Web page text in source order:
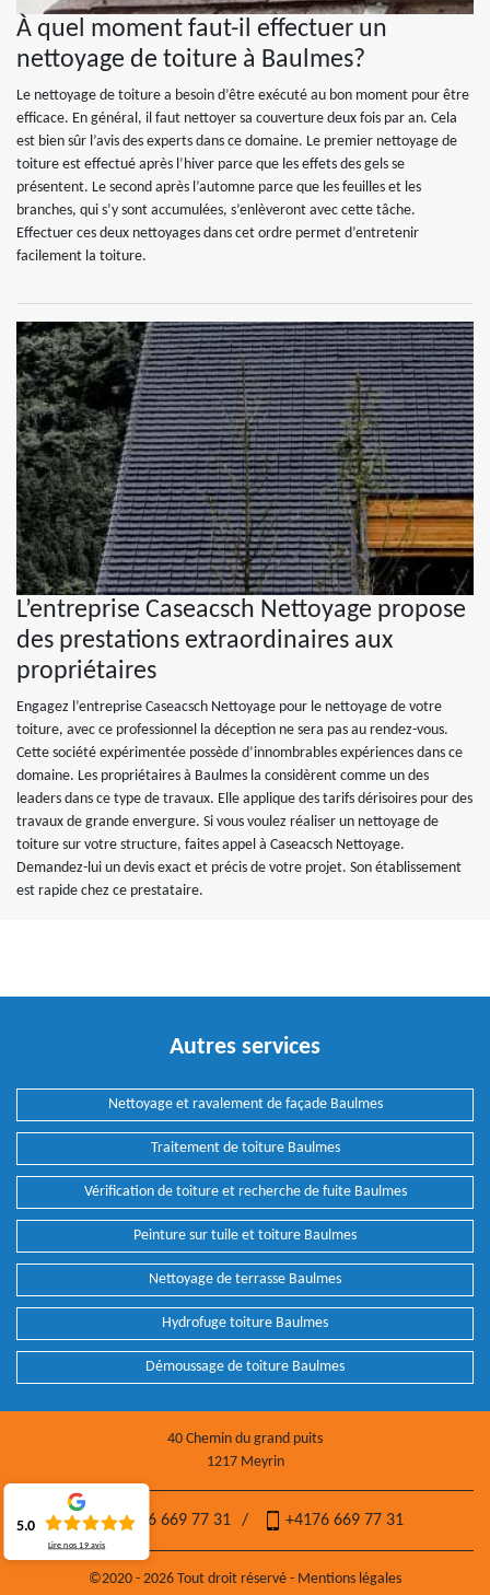
À quel moment faut-il effectuer un
nettoyage de toiture à Baulmes?
Le nettoyage de toiture a besoin d’être exécuté au bon moment pour être
efficace. En général, il faut nettoyer sa couverture deux fois par an. Cela
est bien sûr l’avis des experts dans ce domaine. Le premier nettoyage de
toiture est effectué après l’hiver parce que les effets des gels se
présentent. Le second après l’automne parce que les feuilles et les
branches, qui s’y sont accumulées, s’enlèveront avec cette tâche.
Effectuer ces deux nettoyages dans cet ordre permet d’entretenir
facilement la toiture.
L’entreprise Caseacsch Nettoyage propose
des prestations extraordinaires aux
propriétaires
Engagez l’entreprise Caseacsch Nettoyage pour le nettoyage de votre
toiture, avec ce professionnel la déception ne sera pas au rendez-vous.
Cette société expérimentée possède d’innombrables expériences dans ce
domaine. Les propriétaires à Baulmes la considèrent comme un des
leaders dans ce type de travaux. Elle applique des tarifs dérisoires pour des
travaux de grande envergure. Si vous voulez réaliser un nettoyage de
toiture sur votre structure, faites appel à Caseacsch Nettoyage.
Demandez-lui un devis exact et précis de votre projet. Son établissement
est rapide chez ce prestataire.
Autres services
Nettoyage et ravalement de façade Baulmes
Traitement de toiture Baulmes
Vérification de toiture et recherche de fuite Baulmes
Peinture sur tuile et toiture Baulmes
Nettoyage de terrasse Baulmes
Hydrofuge toiture Baulmes
Démoussage de toiture Baulmes
40 Chemin du grand puits
1217 Meyrin
+4176 669 77 31 / +4176 669 77 31
©2020 - 2026 Tout droit réservé - Mentions légales
5.0
Lire nos19 avis